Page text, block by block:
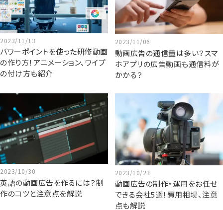
2023/11/13
パワーポイントを使った研修動画
の作り方！アニメーション、ワイプ
の付け方も紹介
2023/11/06
動画広告の通信量は多い？スマ
ホアプリの広告動画も通信料が
かかる？
2023/10/30
英語の動画広告を作るには？制
作のコツと注意点を解説
2023/10/23
動画広告の制作・運用をお任せ
できる会社5選！費用相場、注意
点も解説